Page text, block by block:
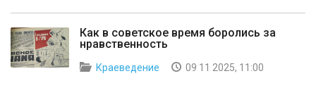
Как в советское время боролись за
нравственность
Краеведение 09 11 2025, 11:00